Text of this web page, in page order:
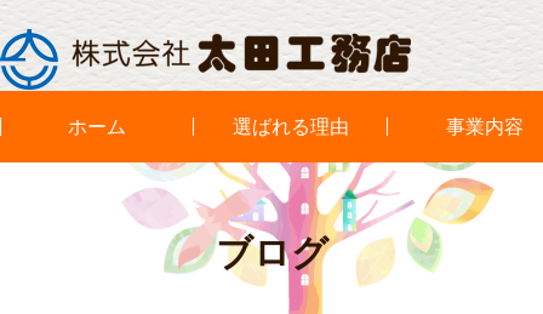
ホーム 選ばれる理由 事業内容
ブログ